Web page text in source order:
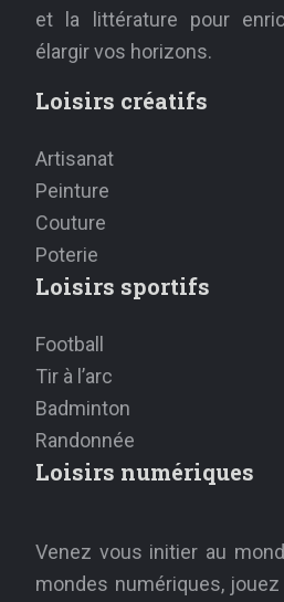
et la littérature pour
élargir vos horizons.
Loisirs créatifs
Artisanat
Peinture
Couture
Poterie
Loisirs sportifs
Football
Tir à l’arc
Badminton
Randonnée
Loisirs numériques
Venez vous initier au
mondes numériques,